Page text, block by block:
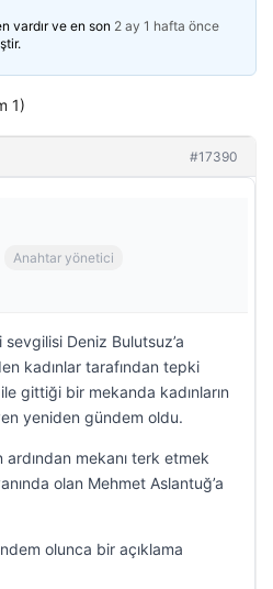
vardır ve en son 2 ay 1 hafta önce
1)
#17390
Anahtar yönetici
Deniz Bulutsuz’a
kadınlar tarafından tepki
gittiği bir mekanda kadınların
yeniden gündem oldu.
ardından mekanı terk etmek
olan Mehmet Aslantuğ’a
olunca bir açıklama